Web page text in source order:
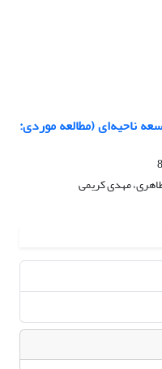
ناحیه‌ای (مطالعه موردی:
مهدی کریمی